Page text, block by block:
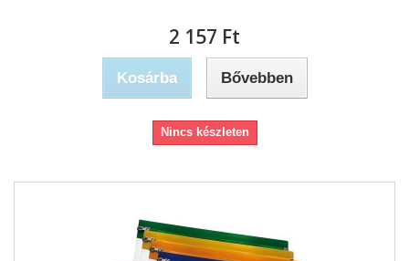
2 157 Ft‎
Kosárba Bővebben
Nincs készleten